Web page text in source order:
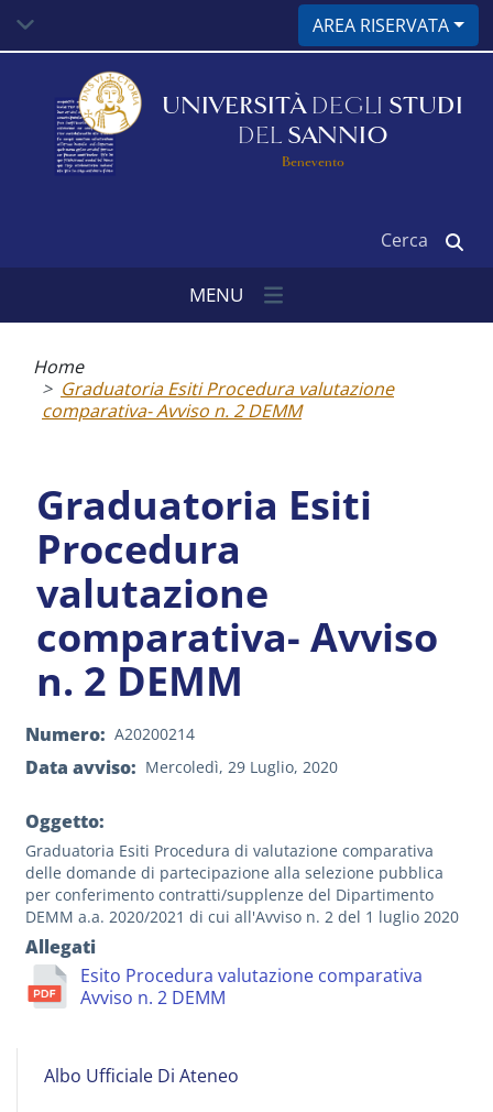
contenuto
AREA RISERVATA
UNIVERSITÀ DEGLI STUDI
DEL SANNIO
Benevento
MENU
pane
Home
Graduatoria Esiti Procedura valutazione
comparativa- Avviso n. 2 DEMM
Albo
Albo Ufficiale Di Ateneo
Graduatoria Esiti
Procedura
valutazione
comparativa- Avviso
n. 2 DEMM
Numero A20200214
Data avviso Mercoledì, 29 Luglio, 2020
Oggetto:
Graduatoria Esiti Procedura di valutazione comparativa
delle domande di partecipazione alla selezione pubblica
per conferimento contratti/supplenze del Dipartimento
DEMM a.a. 2020/2021 di cui all'Avviso n. 2 del 1 luglio 2020
Allegati
Esito Procedura valutazione comparativa
Avviso n. 2 DEMM